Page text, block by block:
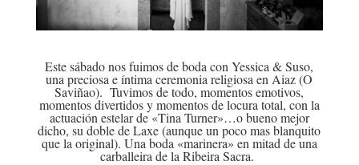
Este sábado nos fuimos de boda con Yessica & Suso,
una preciosa e íntima ceremonia religiosa en Aiaz (O
Saviñao). Tuvimos de todo, momentos emotivos,
momentos divertidos y momentos de locura total, con la
actuación estelar de «Tina Turner»…o bueno mejor
dicho, su doble de Laxe (aunque un poco mas blanquito
que la original). Una boda «marinera» en mitad de una
carballeira de la Ribeira Sacra.